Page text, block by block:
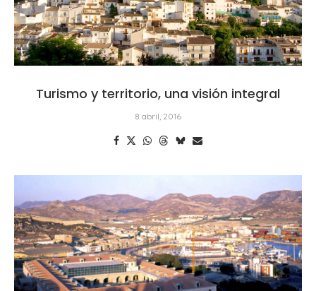
Turismo y territorio, una visión integral
8 abril, 2016